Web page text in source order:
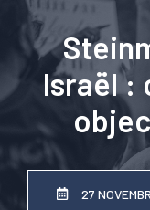
Israël :
27